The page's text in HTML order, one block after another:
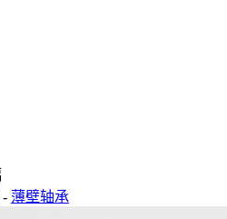
- 薄壁轴承